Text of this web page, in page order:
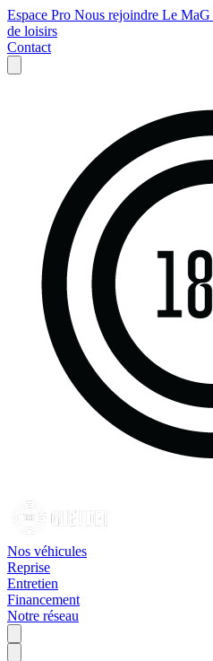
Espace Pro Nous rejoindre Le MaG
de loisirs
Contact
Nos véhicules
Reprise
Entretien
Financement
Notre réseau